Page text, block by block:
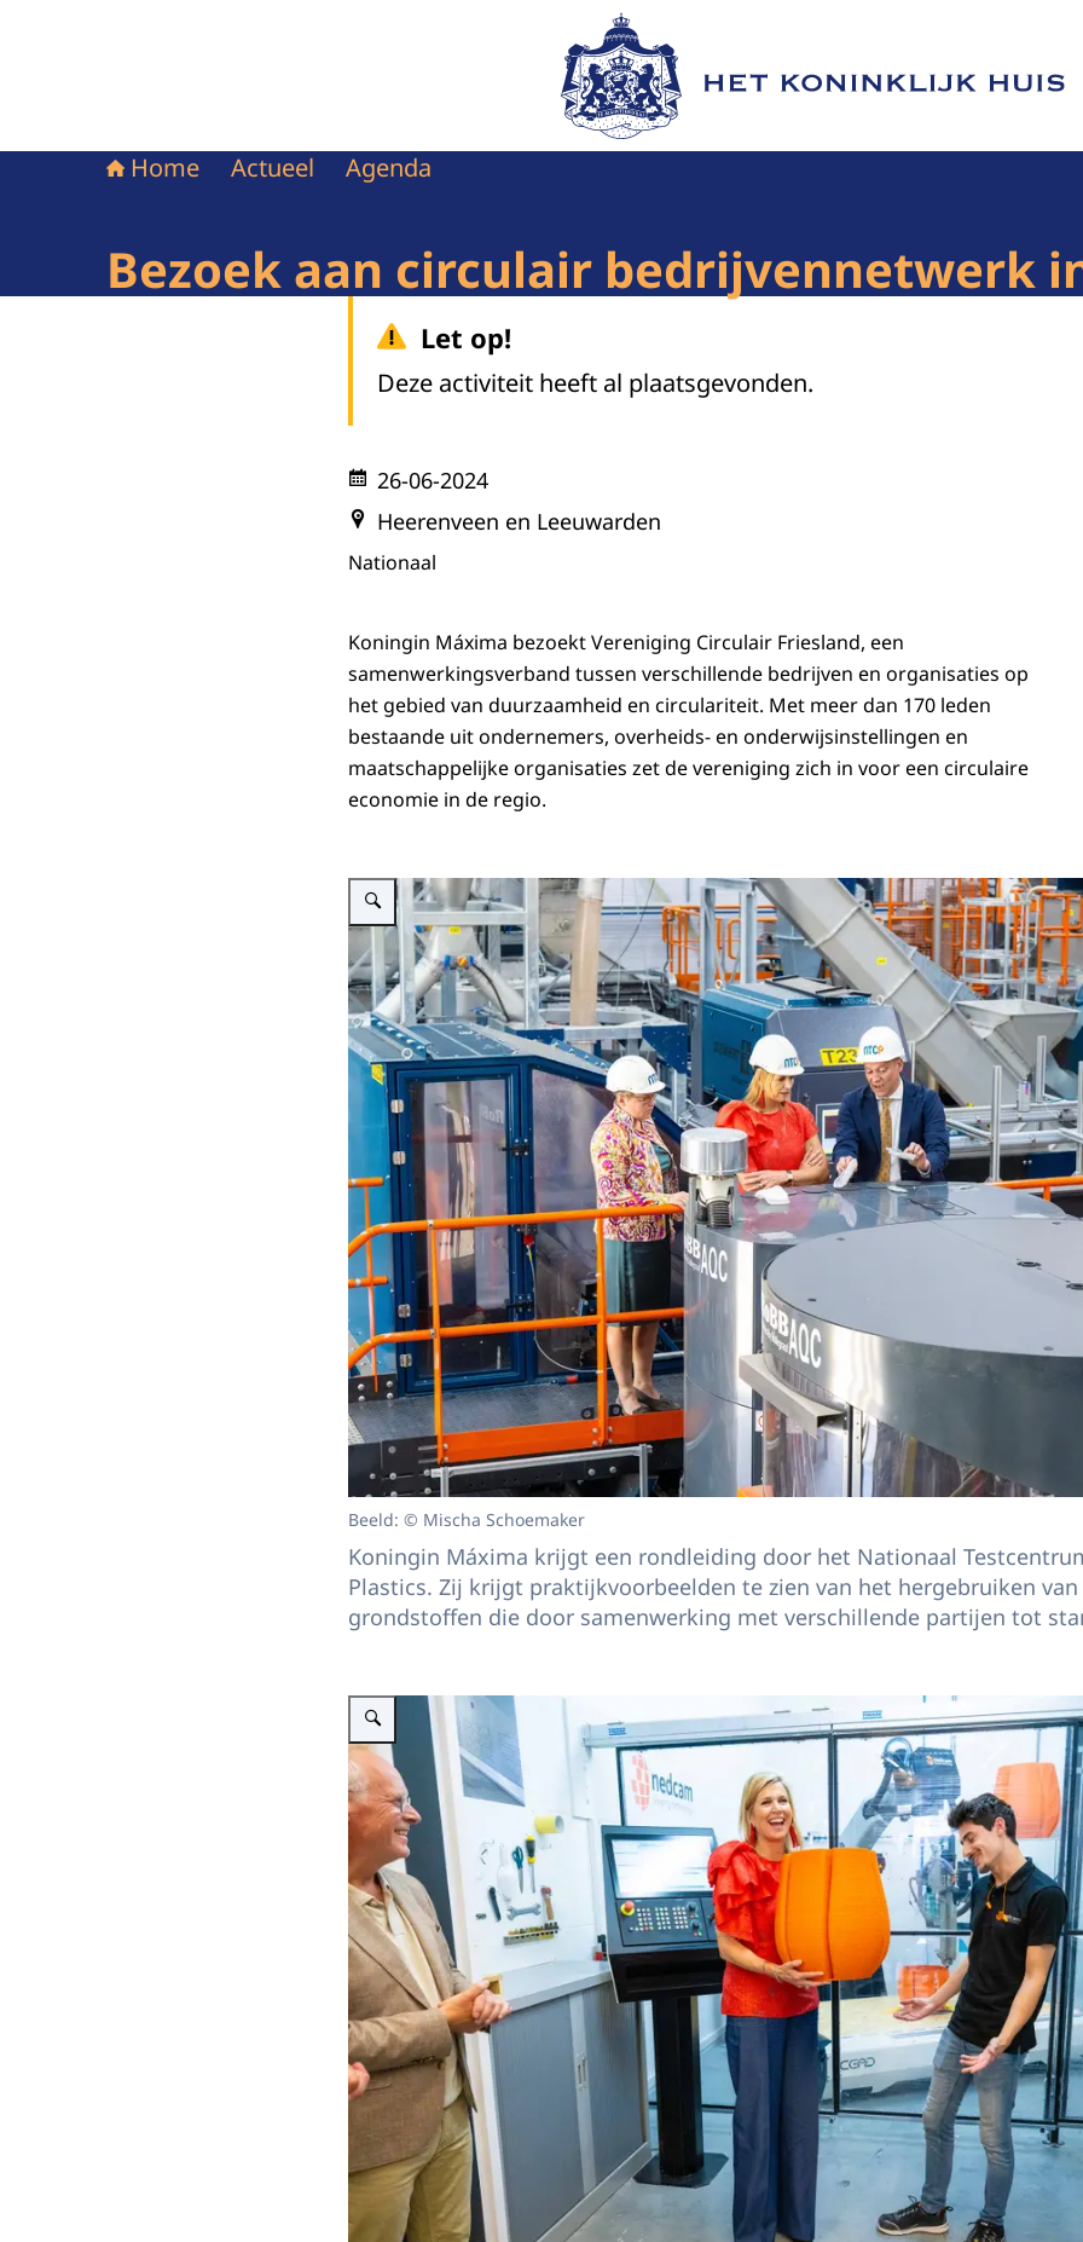
Naar de homepage van Het Koninklijk Huis
Home Actueel Agenda
Bezoek aan circulair bedrijvennetwerk
Let op!
Deze activiteit heeft al plaatsgevonden.
26-06-2024
Heerenveen en Leeuwarden
Nationaal
Koningin Máxima bezoekt Vereniging Circulair Friesland, een
samenwerkingsverband tussen verschillende bedrijven en organisaties op
het gebied van duurzaamheid en circulariteit. Met meer dan 170 leden
bestaande uit ondernemers, overheids- en onderwijsinstellingen en
maatschappelijke organisaties zet de vereniging zich in voor een circulaire
economie in de regio.
Vergroot afbeelding Koningin Máxima bezoekt circulair bedrijvennetwerk Friesland
Beeld: © Mischa Schoemaker
Koningin Máxima krijgt een rondleiding door het Nationaal
Plastics. Zij krijgt praktijkvoorbeelden te zien van het hergebruiken
grondstoffen die door samenwerking met verschillende partijen tot
Vergroot afbeelding Koningin Máxima bezoekt circulair bedrijvennetwerk Friesland